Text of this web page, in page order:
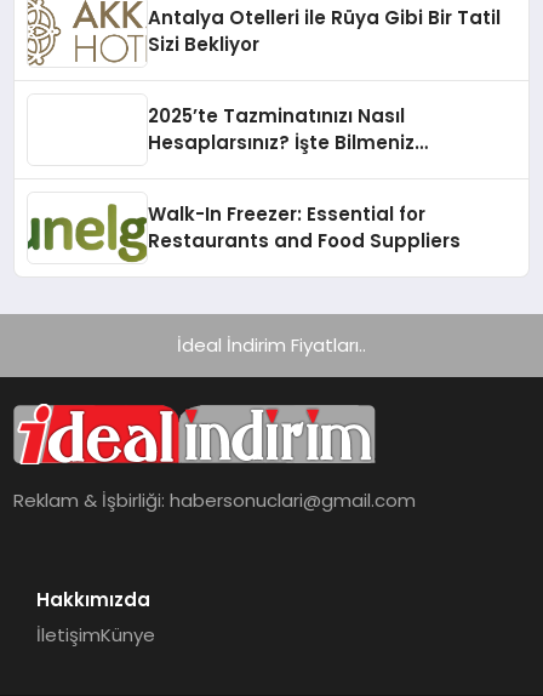
Antalya Otelleri ile Rüya Gibi Bir Tatil
Sizi Bekliyor
2025’te Tazminatınızı Nasıl
Hesaplarsınız? İşte Bilmeniz
Walk-In Freezer: Essential for
Restaurants and Food Suppliers
İdeal İndirim Fiyatları..
Reklam & İşbirliği:habersonuclari@gmail.com
Hakkımızda
İletişimKünye